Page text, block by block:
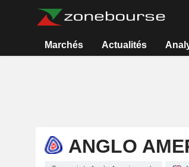
Marchés Actualités
ANGLO